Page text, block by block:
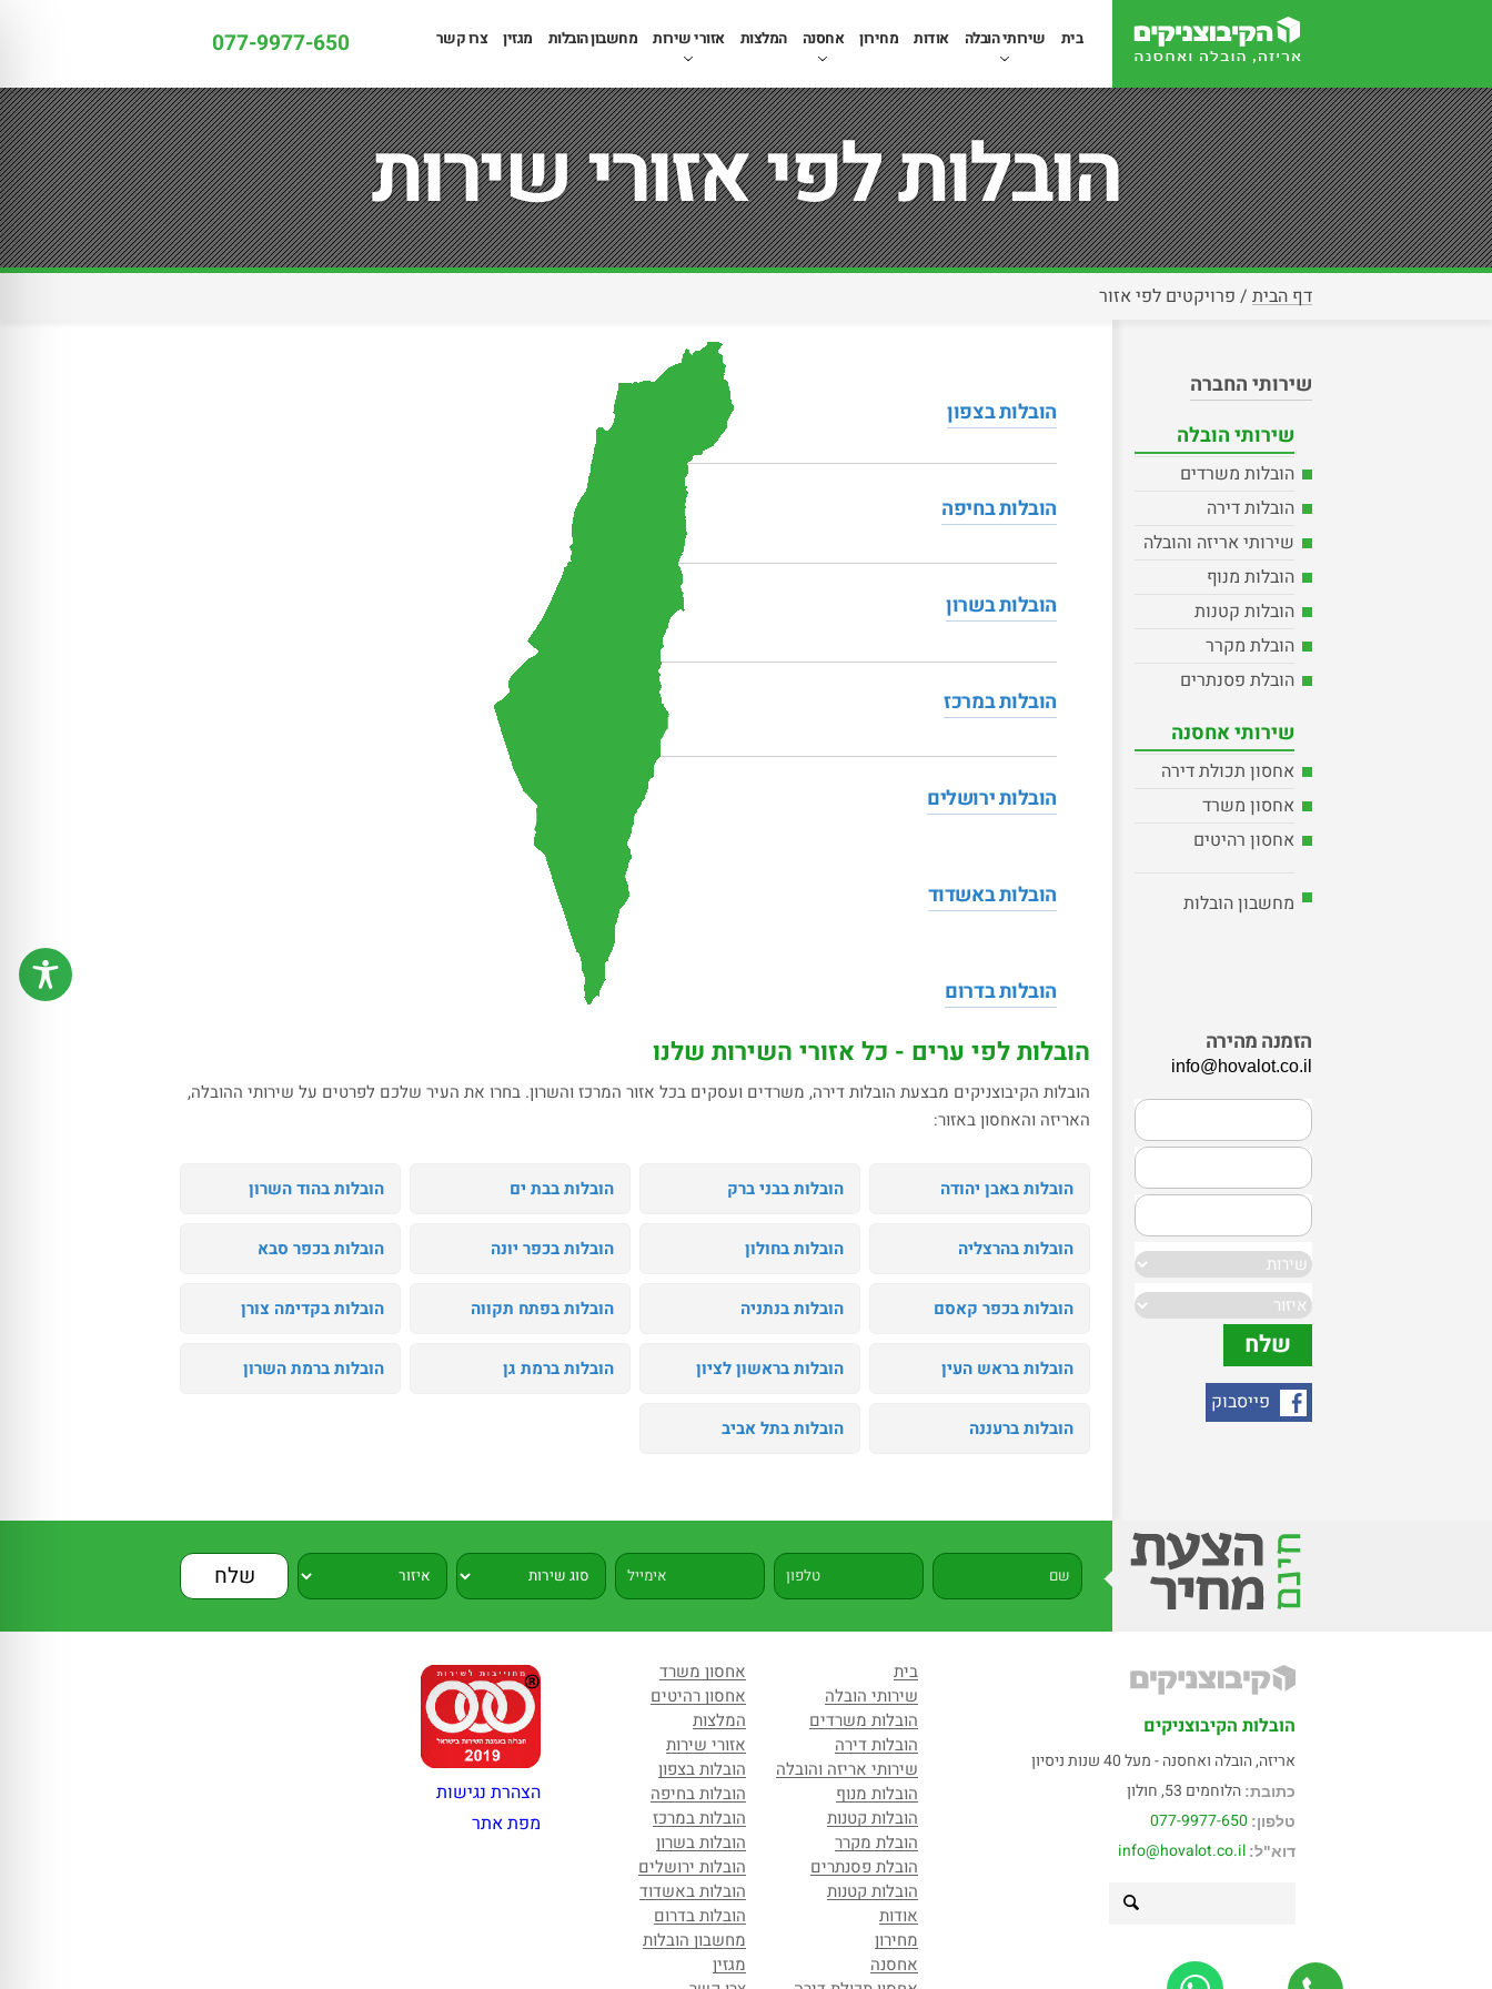
בית שירותי הובלה אודות מחירון אחסנה המלצות אזורי שירות מחשבון הובלות מגזין צרו קשר 077-9977-650
הובלות לפי אזורי שירות
דף הבית / פרויקטים לפי אזור
הובלות בצפון
הובלות בחיפה
הובלות בשרון
הובלות במרכז
הובלות ירושלים
הובלות באשדוד
הובלות בדרום
הובלות לפי ערים - כל אזורי השירות שלנו
הובלות הקיבוצניקים מבצעת הובלות דירה, משרדים ועסקים בכל אזור המרכז והשרון. בחרו את העיר שלכם לפרטים על שירותי ההובלה,
האריזה והאחסון באזור:
הובלות באבן יהודה הובלות בבני ברק הובלות בבת ים הובלות בהוד השרון
הובלות בהרצליה הובלות בחולון הובלות בכפר יונה הובלות בכפר סבא
הובלות בכפר קאסם הובלות בנתניה הובלות בפתח תקווה הובלות בקדימה צורן
הובלות בראש העין הובלות בראשון לציון הובלות ברמת גן הובלות ברמת השרון
הובלות ברעננה הובלות בתל אביב
שירותי החברה
שירותי הובלה
הובלות משרדים
הובלות דירה
שירותי אריזה והובלה
הובלות מנוף
הובלות קטנות
הובלת מקרר
הובלת פסנתרים
שירותי אחסנה
אחסון תכולת דירה
אחסון משרד
אחסון רהיטים
מחשבון הובלות
הזמנה מהירה
info@hovalot.co.il
פייסבוק
הובלות הקיבוצניקים
אריזה, הובלה ואחסנה - מעל 40 שנות ניסיון
כתובת: הלוחמים 53, חולון
טלפון: 077-9977-650
דוא"ל: info@hovalot.co.il
בית
שירותי הובלה
הובלות משרדים
הובלות דירה
שירותי אריזה והובלה
הובלות מנוף
הובלות קטנות
הובלת מקרר
הובלת פסנתרים
הובלות קטנות
אודות
מחירון
אחסנה
אחסון משרד
אחסון רהיטים
המלצות
אזורי שירות
הובלות בצפון
הובלות בחיפה
הובלות במרכז
הובלות בשרון
הובלות ירושלים
הובלות באשדוד
הובלות בדרום
מחשבון הובלות
מגזין
הצהרת נגישות
מפת אתר